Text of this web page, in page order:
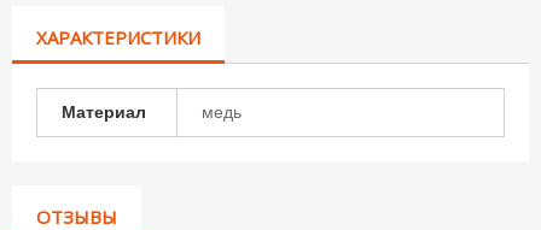
ХАРАКТЕРИСТИКИ
Материал медь
ОТЗЫВЫ